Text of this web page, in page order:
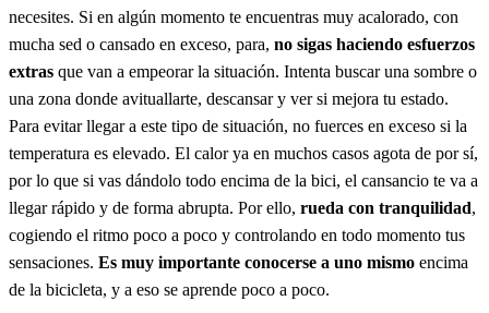
necesites. Si en algún momento te encuentras muy acalorado, con
mucha sed o cansado en exceso, para, no sigas haciendo esfuerzos
extras que van a empeorar la situación. Intenta buscar una sombre o
una zona donde avituallarte, descansar y ver si mejora tu estado.
Para evitar llegar a este tipo de situación, no fuerces en exceso si la
temperatura es elevado. El calor ya en muchos casos agota de por sí,
por lo que si vas dándolo todo encima de la bici, el cansancio te va a
llegar rápido y de forma abrupta. Por ello, rueda con tranquilidad,
cogiendo el ritmo poco a poco y controlando en todo momento tus
sensaciones. Es muy importante conocerse a uno mismo encima
de la bicicleta, y a eso se aprende poco a poco.